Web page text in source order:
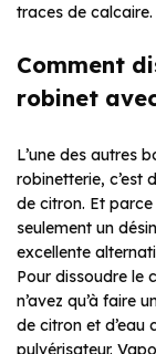
traces de calcaire.
Comment
robinet
L’une des autres
robinetterie, c’est
de citron. Et parce
seulement un
excellente
Pour dissoudre le
n’avez qu’à faire
de citron et d’eau
pulvérisateur.